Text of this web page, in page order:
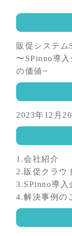
販促システム
〜SPinno導
の価値~
2023年12月
1.会社紹介
2.販促クラウ
3.SPinno導入
4.解決事例の